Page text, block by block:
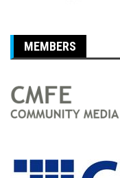
MEMBERS